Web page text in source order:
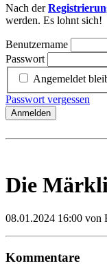
Nach der
werden. Es lohnt sich!
Benutzername
Passwort
Angemeldet
Passwort vergessen
Anmelden
Die
08.01.2024 16:00 von
Kommentare